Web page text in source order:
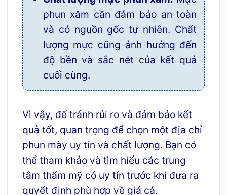
phun xăm cần đảm bảo an toàn
và có nguồn gốc tự nhiên. Chất
lượng mực cũng ảnh hưởng đến
độ bền và sắc nét của kết quả
cuối cùng.
Vì vậy, để tránh rủi ro và đảm bảo kết
quả tốt, quan trọng để chọn một địa chỉ
phun mày uy tín và chất lượng. Bạn có
thể tham khảo và tìm hiểu các trung
tâm thẩm mỹ có uy tín trước khi đưa ra
quyết định phù hợp về giá cả.